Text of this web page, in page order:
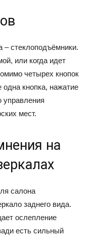
– стеклоподъёмники.
или когда идет
четырех кнопок
кнопка, нажатие
управления
мест.
на
салона
заднего вида.
ослепление
есть сильный